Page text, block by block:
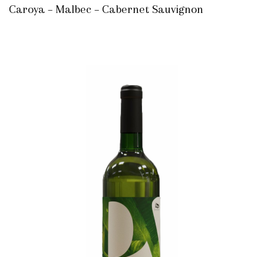
Caroya – Malbec – Cabernet Sauvignon